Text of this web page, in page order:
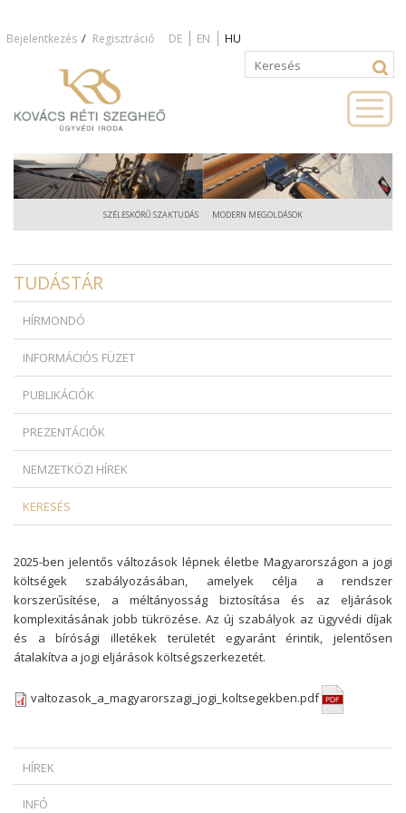
Bejelentkezés / Regisztráció DE EN HU
Keresés
Keresés
SZÉLESKÖRŰ SZAKTUDÁS MODERN MEGOLDÁSOK
TUDÁSTÁR
HÍRMONDÓ
INFORMÁCIÓS FÜZET
PUBLIKÁCIÓK
PREZENTÁCIÓK
NEMZETKÖZI HÍREK
KERESÉS
2025-ben jelentős változások lépnek életbe Magyarországon a jogi
költségek szabályozásában, amelyek célja a rendszer
korszerűsítése, a méltányosság biztosítása és az eljárások
komplexitásának jobb tükrözése. Az új szabályok az ügyvédi díjak
és a bírósági illetékek területét egyaránt érintik, jelentősen
átalakítva a jogi eljárások költségszerkezetét.
valtozasok_a_magyarorszagi_jogi_koltsegekben.pdf
HÍREK
SZERZŐDÉS ESETÉN?
INFÓ